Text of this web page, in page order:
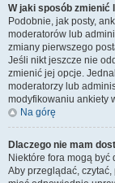
W jaki sposób zmienić
Podobnie, jak posty,
moderatorów lub
zmiany pierwszego
Jeśli nikt jeszcze nie
zmienić jej opcje.
moderatorzy lub
modyfikowaniu ankiety
Na górę
Dlaczego nie mam
Niektóre fora mogą
Aby przeglądać,